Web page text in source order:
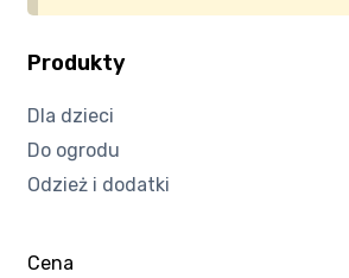
Moje konto
Program partnerski
Regulamin Klubu Zolta.pl
Produkty
Dla dzieci
Do ogrodu
Odzież i dodatki
Cena